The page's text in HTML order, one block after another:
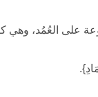
والعُمُدُّ
شباباً، وقيل هو
ذلك بالهاء، والجم
على العُمُد، وهي